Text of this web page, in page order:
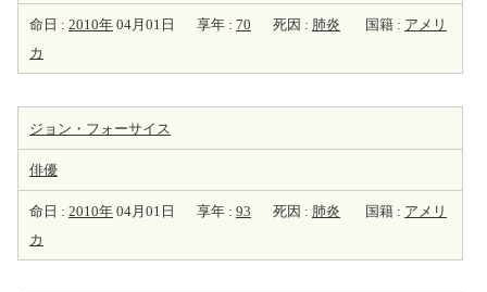
命日 : 2010年 04月01日 享年 : 70 死因 : 肺炎 国籍 : アメリ
カ
ジョン・フォーサイス
俳優
命日 : 2010年 04月01日 享年 : 93 死因 : 肺炎 国籍 : アメリ
カ